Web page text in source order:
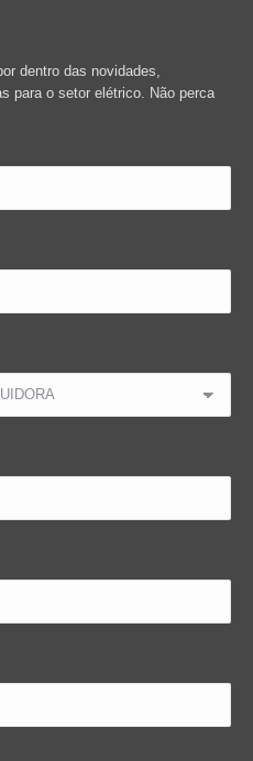
dentro das novidades,
para o setor elétrico. Não perca